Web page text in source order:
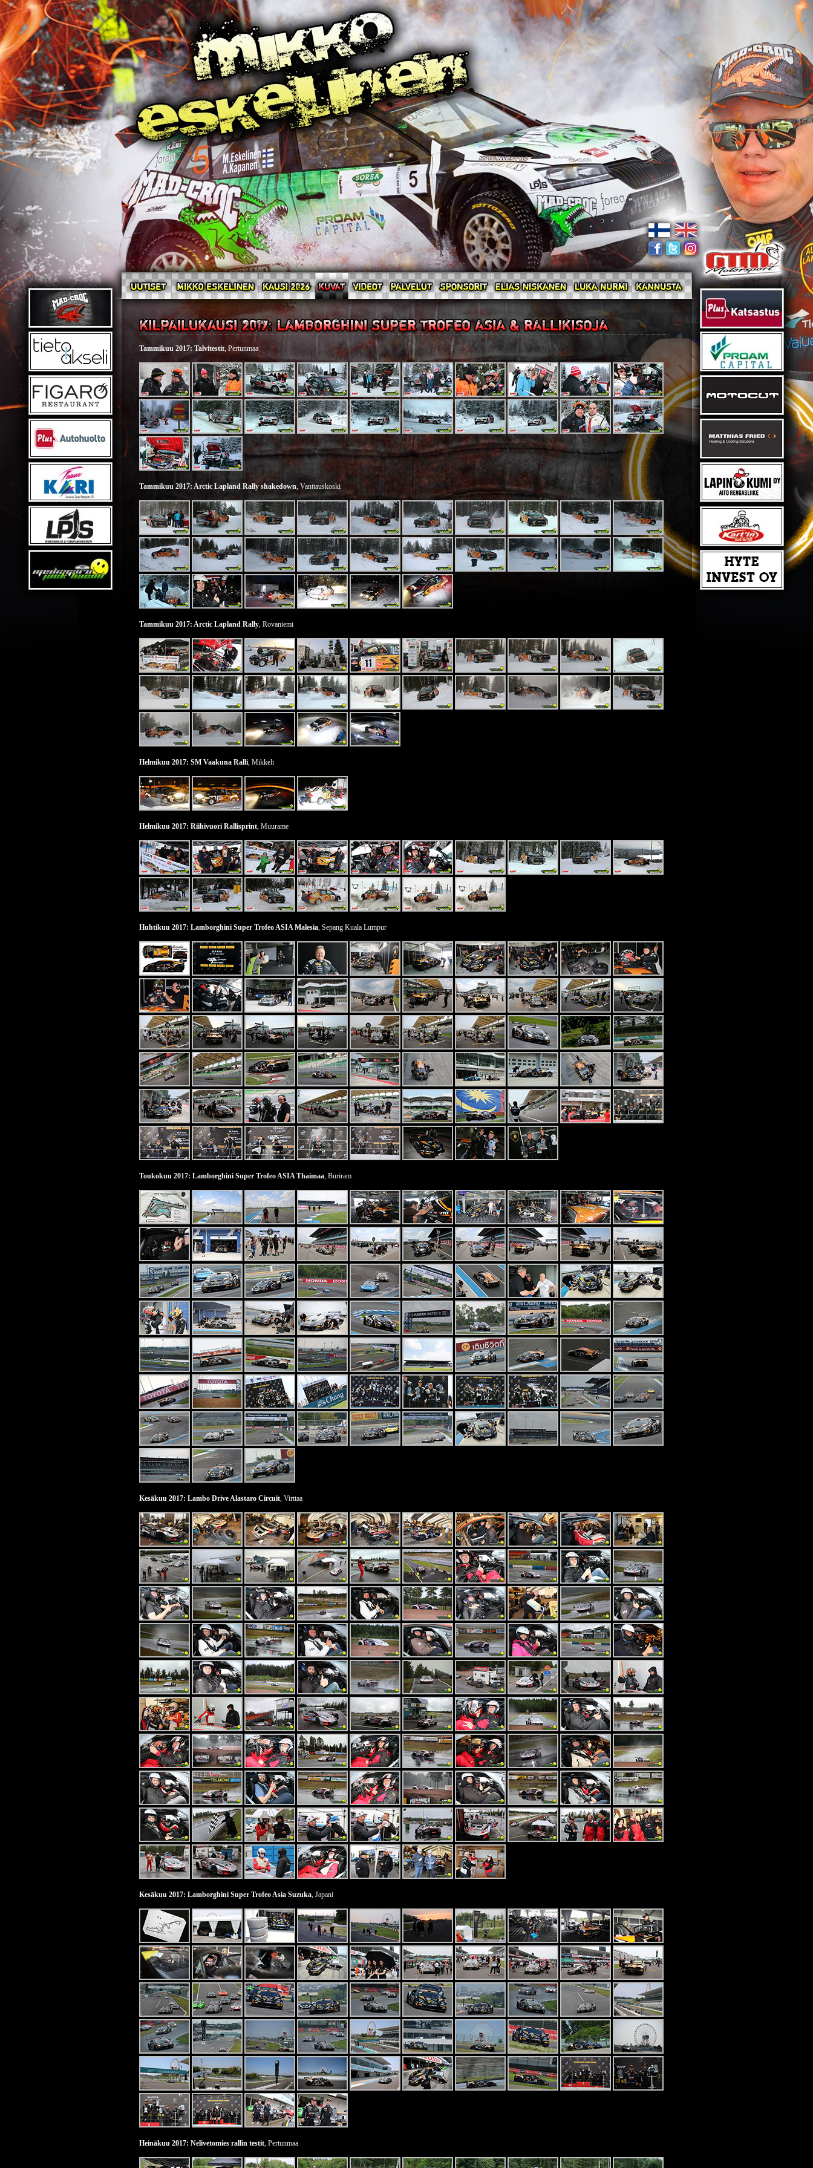
Tammikuu 2017: Talvitestit, Pertunmaa
Tammikuu 2017: Arctic Lapland Rally shakedown, Vanttauskoski
Tammikuu 2017: Arctic Lapland Rally, Rovaniemi
Helmikuu 2017: SM Vaakuna Ralli, Mikkeli
Helmikuu 2017: Riihivuori Rallisprint, Muurame
Huhtikuu 2017: Lamborghini Super Trofeo ASIA Malesia, Sepang Kuala Lumpur
Toukokuu 2017: Lamborghini Super Trofeo ASIA Thaimaa, Buriram
Kesäkuu 2017: Lambo Drive Alastaro Circuit, Virttaa
Kesäkuu 2017: Lamborghini Super Trofeo Asia Suzuka, Japani
Heinäkuu 2017: Nelivetomies rallin testit, Pertunmaa